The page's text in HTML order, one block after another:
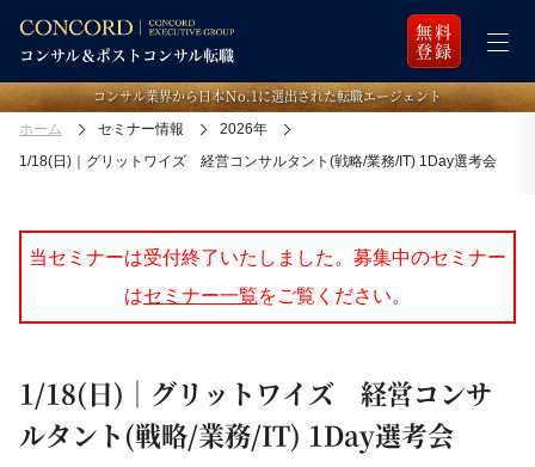
無料
登録
コンサル業界から日本Ｎo.1に選出された転職エージェント
ホーム セミナー情報
2026年
1/18(日)｜グリットワイズ 経営コンサルタント(戦略/業務/IT) 1Day選考会
当セミナーは受付終了いたしました。募集中のセミナー
はセミナー一覧をご覧ください。
1/18(日)｜グリットワイズ 経営コンサ
ルタント(戦略/業務/IT) 1Day選考会